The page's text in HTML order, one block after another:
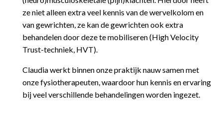
ze niet alleen extra veel kennis van de wervelkolom en
van gewrichten, ze kan de gewrichten ook extra
behandelen door deze te mobiliseren (High Velocity
Trust-techniek, HVT).
Claudia werkt binnen onze praktijk nauw samen met
onze fysiotherapeuten, waardoor hun kennis en ervaring
bij veel verschillende behandelingen worden ingezet.